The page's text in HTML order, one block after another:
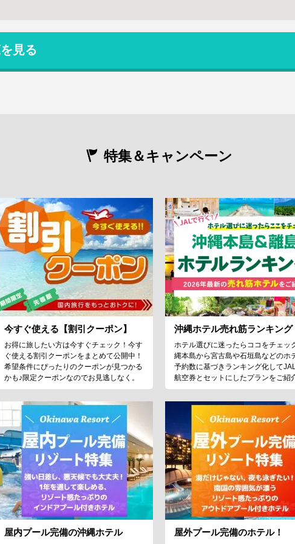
見る
特集＆キャンペーン
今すぐ使える【割引クーポン】
お得に旅したい方は今すぐチェック！今す
ぐ使える割引クーポンをまとめて公開中！
希望条件にぴったりのクーポンが見つかる
かも♪限定クーポンなのでお見逃しなく。
沖縄ホテル売れ筋ランキング
ホテル選びに迷ったらココをチェッ
縄本島から宮古島や石垣島などのホ
予約数に基づきランキング化して
航空券とセットにしたプランをご紹
屋内プール完備の沖縄ホテル 屋外プール完備のホテル！